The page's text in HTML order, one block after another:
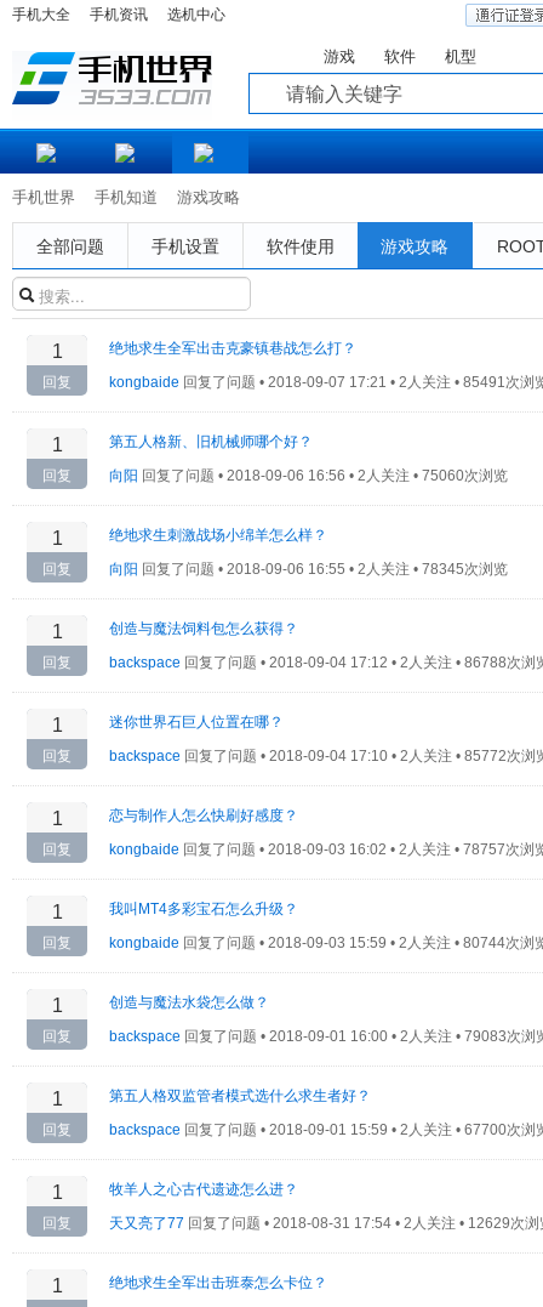
手机大全 手机资讯 选机中心
游戏 软件 机型
手机世界 手机知道 游戏攻略
全部问题 手机设置 软件使用 游戏攻略
1
回复
绝地求生全军出击克豪镇巷战怎么打？
kongbaide 回复了问题 • 2018-09-07 17:21 • 2人关注 • 85491次浏
1
回复
第五人格新、旧机械师哪个好？
向阳 回复了问题 • 2018-09-06 16:56 • 2人关注 • 75060次浏览
1
回复
绝地求生刺激战场小绵羊怎么样？
向阳 回复了问题 • 2018-09-06 16:55 • 2人关注 • 78345次浏览
1
回复
创造与魔法饲料包怎么获得？
backspace 回复了问题 • 2018-09-04 17:12 • 2人关注 • 86788次浏
1
回复
迷你世界石巨人位置在哪？
backspace 回复了问题 • 2018-09-04 17:10 • 2人关注 • 85772次浏
1
回复
恋与制作人怎么快刷好感度？
kongbaide 回复了问题 • 2018-09-03 16:02 • 2人关注 • 78757次浏
1
回复
我叫MT4多彩宝石怎么升级？
kongbaide 回复了问题 • 2018-09-03 15:59 • 2人关注 • 80744次浏
1
回复
创造与魔法水袋怎么做？
backspace 回复了问题 • 2018-09-01 16:00 • 2人关注 • 79083次浏
1
回复
第五人格双监管者模式选什么求生者好？
backspace 回复了问题 • 2018-09-01 15:59 • 2人关注 • 67700次浏
1
回复
牧羊人之心古代遗迹怎么进？
天又亮了77 回复了问题 • 2018-08-31 17:54 • 2人关注 • 12629次浏
1
绝地求生全军出击班泰怎么卡位？